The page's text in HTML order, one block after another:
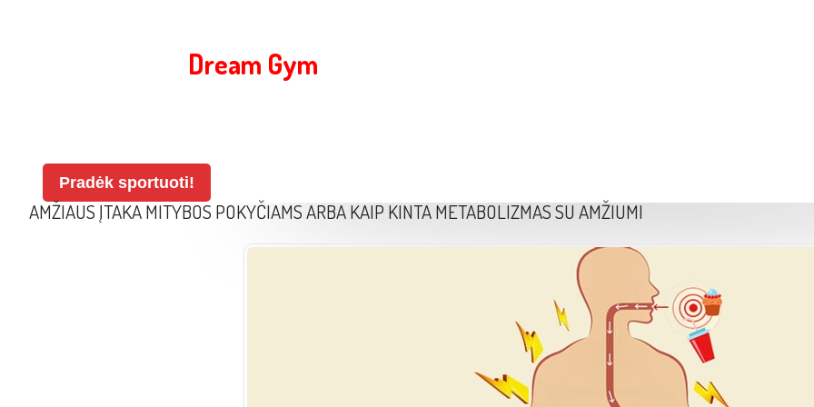
Dream Gym
Pradėk sportuoti!
AMŽIAUS ĮTAKA MITYBOS POKYČIAMS ARBA KAIP KINTA METABOLIZMAS SU AMŽIUMI